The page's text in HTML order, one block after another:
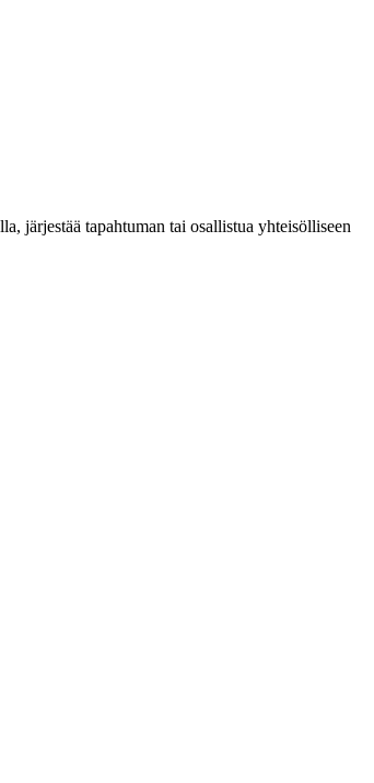
järjestää tapahtuman tai osallistua yhteisölliseen